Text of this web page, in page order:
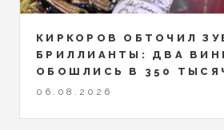
КИРКОРОВ ОБТОЧИЛ
БРИЛЛИАНТЫ: ДВА
ОБОШЛИСЬ В 350
06.08.2026